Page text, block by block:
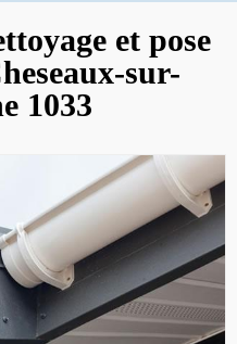
et pose
sur-
1033